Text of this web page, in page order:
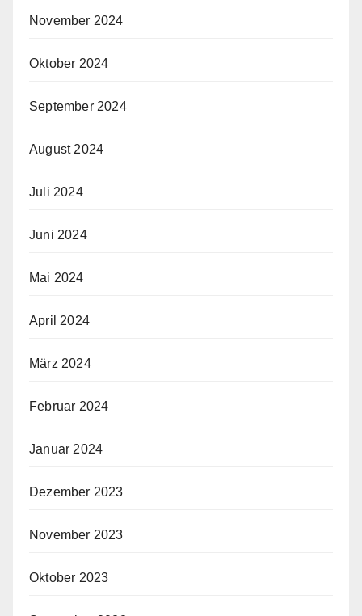
November 2024
Oktober 2024
September 2024
August 2024
Juli 2024
Juni 2024
Mai 2024
April 2024
März 2024
Februar 2024
Januar 2024
Dezember 2023
November 2023
Oktober 2023